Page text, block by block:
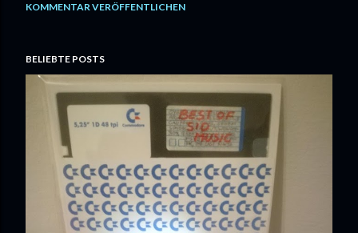
KOMMENTAR VERÖFFENTLICHEN
BELIEBTE POSTS